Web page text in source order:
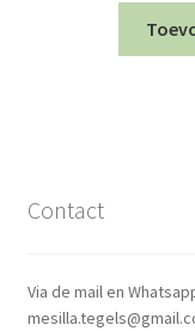
Contact
Via de mail en